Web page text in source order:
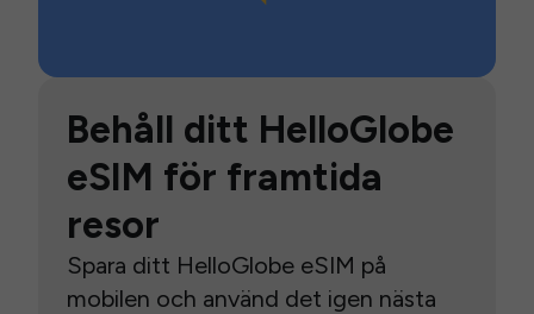
Behåll ditt HelloGlobe
eSIM för framtida
resor
Spara ditt HelloGlobe eSIM på
mobilen och använd det igen nästa